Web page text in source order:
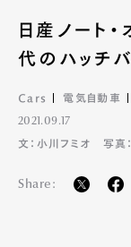
日産ノート
代のハッチ
Cars 電気自動車
2021.09.17
文：小川フミオ 写真
Share: